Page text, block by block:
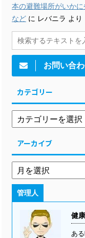
本の避難場所がいかに
など に レバニラ より
お問い合
カテゴリー
アーカイブ
管理人
健
あ